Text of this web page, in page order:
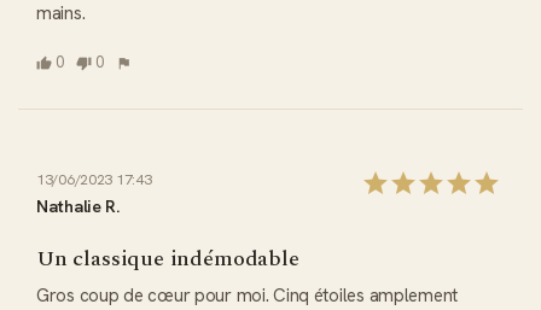
mains.
0 0
13/06/2023 17:43
Nathalie R.
Un classique indémodable
Gros coup de cœur pour moi. Cinq étoiles amplement